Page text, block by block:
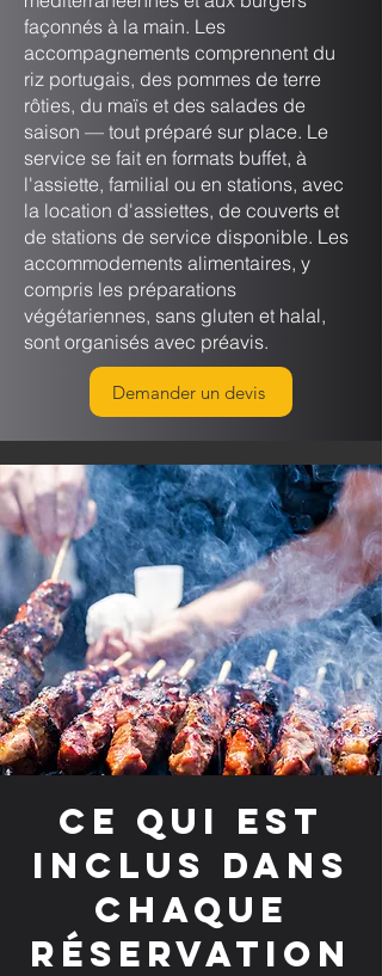
façonnés à la main. Les
accompagnements comprennent du
riz portugais, des pommes de terre
rôties, du maïs et des salades de
saison — tout préparé sur place. Le
service se fait en formats buffet, à
l'assiette, familial ou en stations, avec
la location d'assiettes, de couverts et
de stations de service disponible. Les
accommodements alimentaires, y
compris les préparations
végétariennes, sans gluten et halal,
sont organisés avec préavis.
Demander un devis
Ce qui est
inclus dans
chaque
réservation